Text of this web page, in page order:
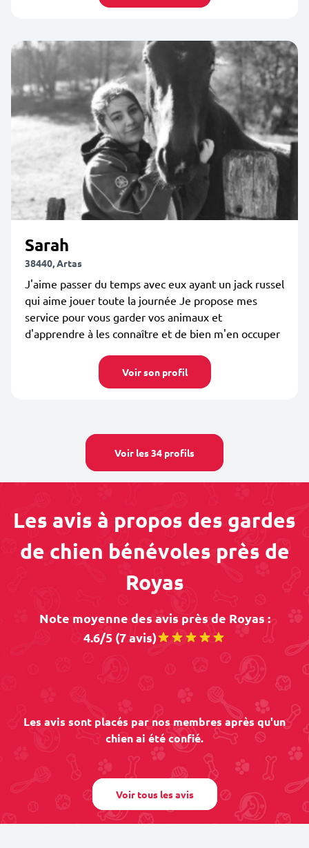
Sarah
38440, Artas
J'aime passer du temps avec eux ayant un jack russel
qui aime jouer toute la journée Je propose mes
service pour vous garder vos animaux et
d'apprendre à les connaître et de bien m'en occuper
Voir son profil
Voir les 34 profils
Les avis à propos des gardes
de chien bénévoles près de
Royas
Note moyenne des avis près de Royas :
4.6/5 (7 avis)
Les avis sont placés par nos membres après qu'un
chien ai été confié.
Voir tous les avis